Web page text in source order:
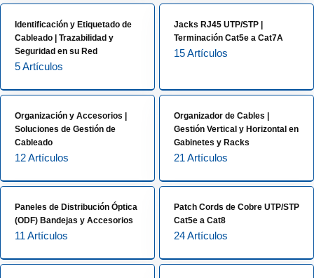
Identificación y Etiquetado de
Cableado | Trazabilidad y
Seguridad en su Red
5 Artículos
Jacks RJ45 UTP/STP |
Terminación Cat5e a Cat7A
15 Artículos
Organización y Accesorios |
Soluciones de Gestión de
Cableado
12 Artículos
Organizador de Cables |
Gestión Vertical y Horizontal en
Gabinetes y Racks
21 Artículos
Paneles de Distribución Óptica
(ODF) Bandejas y Accesorios
11 Artículos
Patch Cords de Cobre UTP/STP
Cat5e a Cat8
24 Artículos